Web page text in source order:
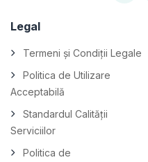
Legal
Termeni și Condiții Legale
Politica de Utilizare
Acceptabilă
Standardul Calității
Serviciilor
Politica de